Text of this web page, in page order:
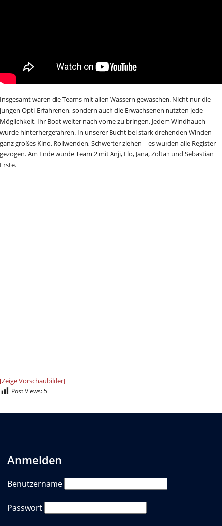
Insgesamt waren die Teams mit allen Wassern gewaschen. Nicht nur die
jungen Opti-Erfahrenen, sondern auch die Erwachsenen nutzten jede
Möglichkeit, Ihr Boot weiter nach vorne zu bringen. Jedem Windhauch
wurde hinterhergefahren. In unserer Bucht bei stark drehenden Winden
ganz großes Kino. Rollwenden, Schwerter ziehen – es wurden alle Register
gezogen. Am Ende wurde Team 2 mit Anji, Flo, Jana, Zoltan und Sebastian
Erste.
[Zeige Vorschaubilder]
Post Views:5
Anmelden
Benutzername
Passwort